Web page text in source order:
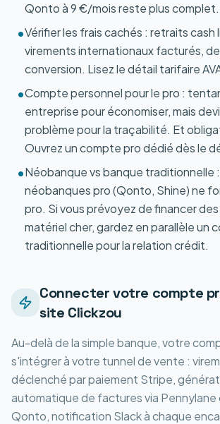
Qonto à 9 €/mois reste plus complet.
•Vérifier les frais cachés : retraits cash
virements internationaux facturés,
conversion. Lisez le détail tarifaire
•Compte personnel pour le pro :
entreprise pour économiser, mais
problème pour la traçabilité. Et
Ouvrez un compte pro dédié dès le
•Néobanque vs banque traditionnelle
néobanques pro (Qonto, Shine) ne
pro. Si vous prévoyez de financer
matériel cher, gardez en parallèle un
traditionnelle pour la relation crédit.
Connecter votre compte
site Clickzou
Au-delà de la simple banque, votre
s'intégrer à votre tunnel de vente :
déclenché par paiement Stripe,
automatique de factures via
Qonto, notification Slack à chaque